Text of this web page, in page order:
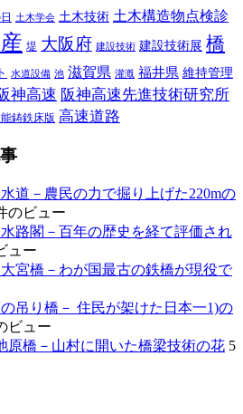
土木学会 土木技術 土木構造物点検診
堤 大阪府 建設技術 建設技術展 橋
水道設備 池 滋賀県 灌漑 福井県 維持管理
神高速 阪神高速先進技術研究所
鋳鉄床版 高速道路
道－農民の力で掘り上げた220mの
のビュー
路閣－百年の歴史を経て評価され
ュー
宮橋－わが国最古の鉄橋が現役で
り橋－ 住民が架けた日本一1)の
ビュー
原橋－山村に開いた橋梁技術の花 5